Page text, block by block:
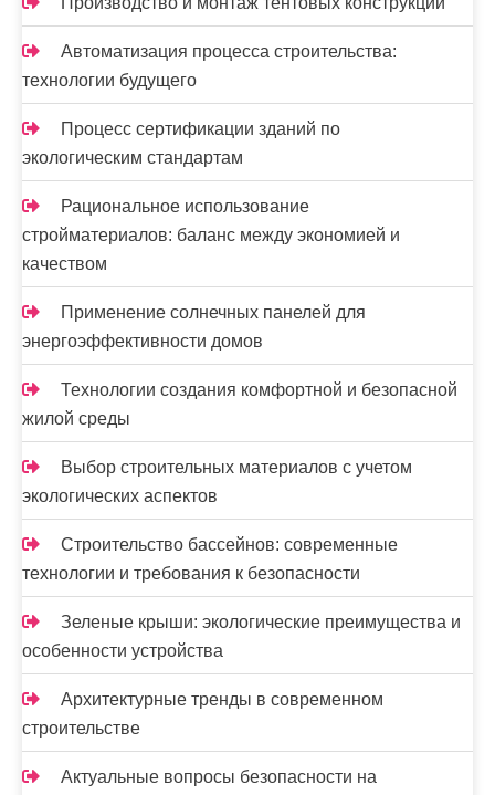
я
м Автоматизация процесса строительства:
технологии будущего
Процесс сертификации зданий по
экологическим стандартам
Рациональное использование
стройматериалов: баланс между экономией и
качеством
Применение солнечных панелей для
энергоэффективности домов
Технологии создания комфортной и безопасной
жилой среды
Выбор строительных материалов с учетом
экологических аспектов
Строительство бассейнов: современные
технологии и требования к безопасности
Зеленые крыши: экологические преимущества и
особенности устройства
Архитектурные тренды в современном
строительстве
Актуальные вопросы безопасности на